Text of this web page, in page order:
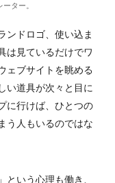
ター。
ンドロゴ、使い込ま
は見ているだけでワ
ェブサイトを眺める
い道具が次々と目に
に行けば、ひとつの
う人もいるのではな
という心理も働き、